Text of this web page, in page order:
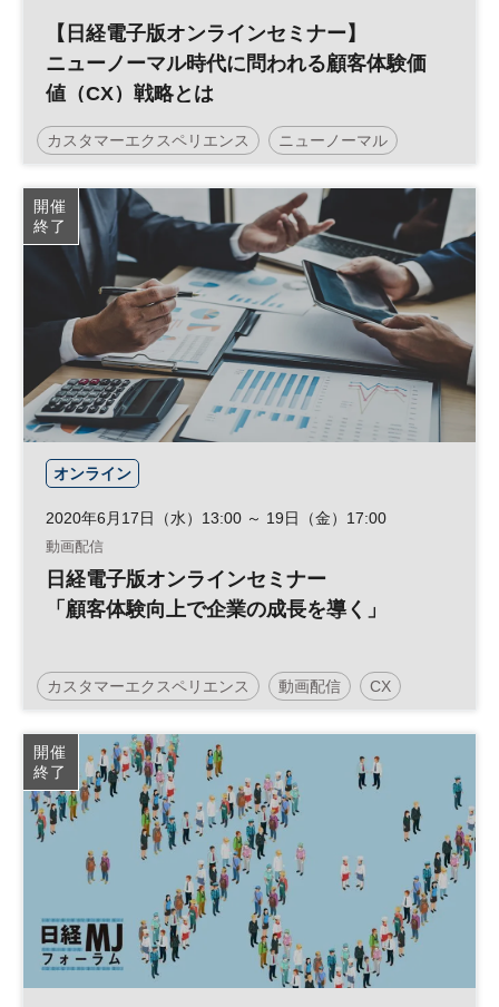
【日経電子版オンラインセミナー】
ニューノーマル時代に問われる顧客体験価
値（CX）戦略とは
カスタマーエクスペリエンス ニューノーマル
マーケティング CX
日経オンラインセミナー
開催
終了
オンライン
2020年6月17日（水）13:00 ～ 19日（金）17:00
動画配信
日経電子版オンラインセミナー
「顧客体験向上で企業の成長を導く」
カスタマーエクスペリエンス 動画配信 CX
参加無料
日経オンラインセミナー
開催
終了